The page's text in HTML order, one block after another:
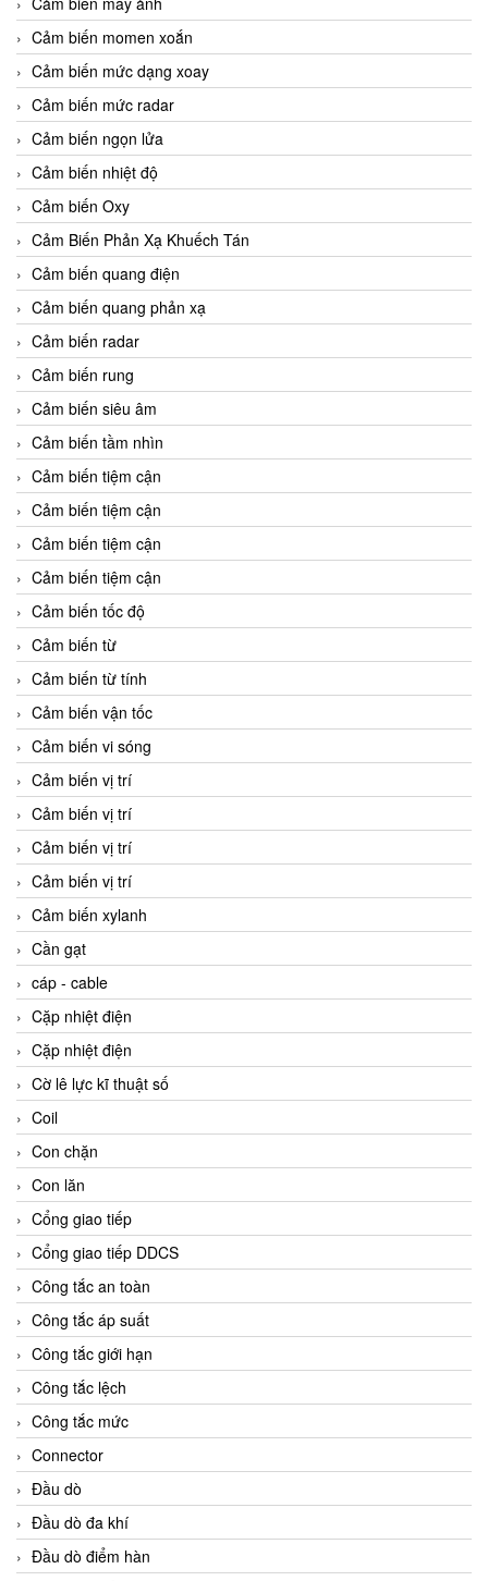
Cảm biến momen xoắn
Cảm biến mức dạng xoay
Cảm biến mức radar
Cảm biến ngọn lửa
Cảm biến nhiệt độ
Cảm biến Oxy
Cảm Biến Phản Xạ Khuếch Tán
Cảm biến quang điện
Cảm biến quang phản xạ
Cảm biến radar
Cảm biến rung
Cảm biến siêu âm
Cảm biến tầm nhìn
Cảm biến tiệm cận
Cảm biến tiệm cận
Cảm biến tiệm cận
Cảm biến tiệm cận
Cảm biến tốc độ
Cảm biến từ
Cảm biến từ tính
Cảm biến vận tốc
Cảm biến vi sóng
Cảm biến vị trí
Cảm biến vị trí
Cảm biến vị trí
Cảm biến vị trí
Cảm biến xylanh
Cần gạt
cáp - cable
Cặp nhiệt điện
Cặp nhiệt điện
Cờ lê lực kĩ thuật số
Coil
Con chặn
Con lăn
Cổng giao tiếp
Cổng giao tiếp DDCS
Công tắc an toàn
Công tắc áp suất
Công tắc giới hạn
Công tắc lệch
Công tắc mức
Connector
Đầu dò
Đầu dò đa khí
Đầu dò điểm hàn